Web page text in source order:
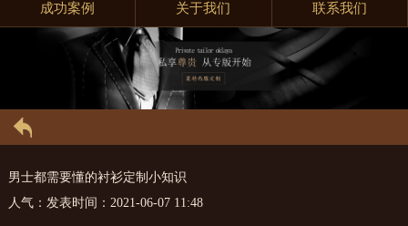
成功案例 关于我们 联系我们
男士都需要懂的衬衫定制小知识
人气： 发表时间：2021-06-07 11:48